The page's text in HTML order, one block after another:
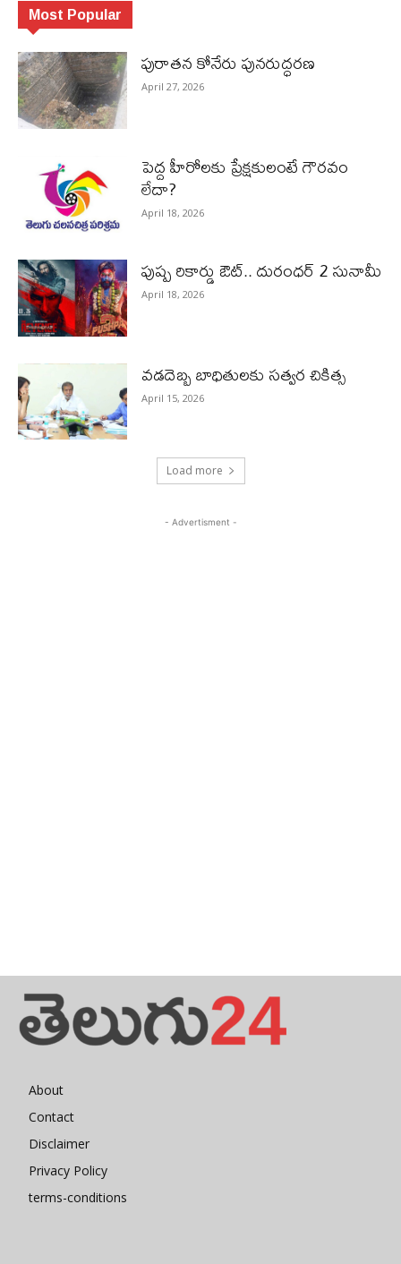
Most Popular
పురాత‌న కోనేరు పున‌రుద్ధ‌ర‌ణ
April 27, 2026
పెద్ద హీరోల‌కు ప్రేక్ష‌కులంటే గౌర‌వం
లేదా?
April 18, 2026
పుష్ప రికార్డు ఔట్‌.. దురంధ‌ర్ 2 సునామీ
April 18, 2026
వడదెబ్బ బాధితులకు సత్వర చికిత్స
April 15, 2026
Load more
- Advertisment -
About
Contact
Disclaimer
Privacy Policy
terms-conditions